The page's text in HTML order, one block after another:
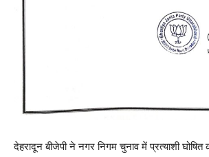
देहरादून बीजेपी ने नगर निगम चुनाव में प्रत्याशी